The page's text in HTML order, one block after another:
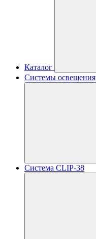
Каталог
Системы освещения
Система CLIP-38